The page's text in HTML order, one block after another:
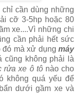
cần dùng những
cỡ 3-5hp hoặc 80
xe....Vì những chi
cần phải hết sức
đó mà xử dụng máy
cũng không phải là
rửa xe ô tônào cho
không quá yếu để
dưới gầm xe và